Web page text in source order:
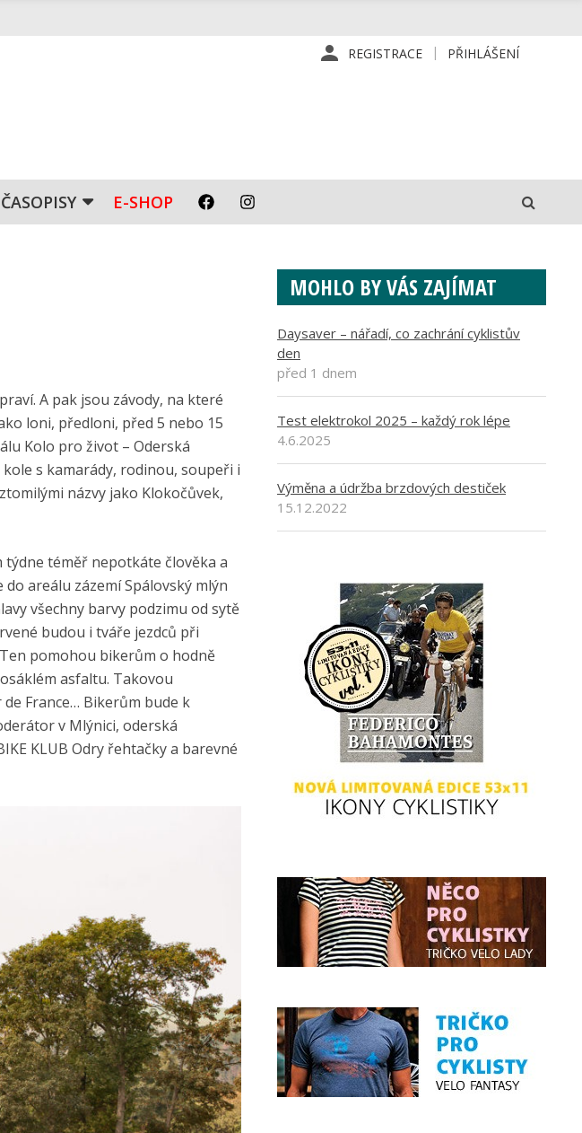
REGISTRACE PŘIHLÁŠENÍ
ČASOPISY E-SHOP
A pak jsou závody, na které
loni, předloni, před 5 nebo 15
Kolo pro život – Oderská
s kamarády, rodinou, soupeři i
názvy jako Klokočůvek,
týdne téměř nepotkáte člověka a
areálu zázemí Spálovský mlýn
všechny barvy podzimu od sytě
budou i tváře jezdců při
pomohou bikerům o hodně
asfaltu. Takovou
France… Bikerům bude k
v Mlýnici, oderská
KLUB Odry řehtačky a barevné
MOHLO BY VÁS ZAJÍMAT
Daysaver – nářadí, co zachrání cyklistův
den
před 1 dnem
Test elektrokol 2025 – každý rok lépe
4.6.2025
Výměna a údržba brzdových destiček
15.12.2022